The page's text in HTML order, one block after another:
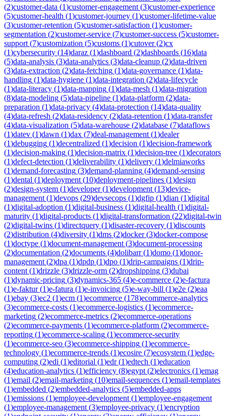
(2)customer-data (1)customer-engagement (3)customer-experience
(5)customer-health (1)customer-journey (1)customer-lifetime-value
(3)customer-retention (5)customer-satisfaction (1)customer-
segmentation (2)customer-service (7)customer-success (5)customer-
support (7)customization (5)customs (1)cutover(2)cx
(1)cybersecurity (14)daraz (1)dashboard (2)dashboards (16)data
(5)data-analysis (3)data-analytics (3)data-cleanup (2)data-driven
(3)data-extraction (2)data-fetching (1)data-governance (1)data-
handling (1)data-hygiene (1)data-integration (2)data-lifecycle
(1)data-literacy (1)data-mapping (1)data-mesh (1)data-migration
(8)data-modeling (5)data-pipeline (1)data-platform (2)data-
preparation (1)data-privacy (4)data-protection (14)data-quality
(4)data-refresh (2)data-residency (2)data-retention (1)data-transfer
(4)data-visualization (5)data-warehouse (2)database (7)dataflows
(1)datev (1)dawn (1)dax (7)deal-management (1)dealer
(1)debugging (1)decentralized (1)decision (1)decision-framework
(1)decision-making (1)decision-matrix (1)decision-tree (1)decorators
(1)defect-detection (1)deliverability (1)delivery (1)delmiaworks
(1)demand-forecasting (3)demand-planning (4)demand-sensing
(1)dental (1)deployment (10)deployment-pipelines (1)design
(2)design-system (1)developer(1)development (13)device-
management (1)devops (29)devsecops (1)dgfip (1)dian (1)digital
(1)digital-adoption (1)digital-business (1)digital-health (1)digital-
maturity (1)digital-products (1)digital-transformation (22)digital-twin
(2)digital-twins (1)directquery (1)disaster-recovery (1)discounts
(2)distribution (4)diversity (1)dms (2)docker(3)docker-compose
(1)doctype (1)document-management (3)document-processing
(2)documentation (2)documents (4)dolibarr(1)domo (1)donor-
management (2)dpa (1)dpdp (1)dpo (1)drip-campaigns (1)drip-
content (1)drizzle (3)drizzle-orm (2)dropshipping (3)dubai
(1)dynamic-pricing (3)dynamics-365 (4)e-commerce (2)e-factura
(1)e-faktur(1)e-fatura (1)e-invoicing (5)e-way-bill (1)e2e (2)eaa
(1)ebay (3)ec2 (1)ecm (1)ecommerce (178)ecommerce-analytics
(3)ecommerce-costs (1)ecommerce-logistics (1)ecommerce-
marketing (2)ecommerce-metrics (2)ecommerce-operations
(2)ecommerce-payments (1)ecommerce-platform (2)ecommerce-
reporting (1)ecommerce-scaling (1)ecommerce-security
(1)ecommerce-seo (3)ecommerce-shipping (1)ecommerce-
technology (1)ecommerce-trends (1)ecosire (7)ecosystem (1)edge-
computing (2)edi (1)editorial (1)edr(1)edtech (1)education
(4)education-analytics (1)efficiency (8)egypt (2)electronics (1)emag
(1)email (2)email-marketing (10)email-sequences (1)email-templates
(1)embedded (2)embedded-analytics (5)embedded-apps
(1)emissions (1)employee-development (1)employee-engagement
(1)employee-management (3)employee-privacy (1)encryption